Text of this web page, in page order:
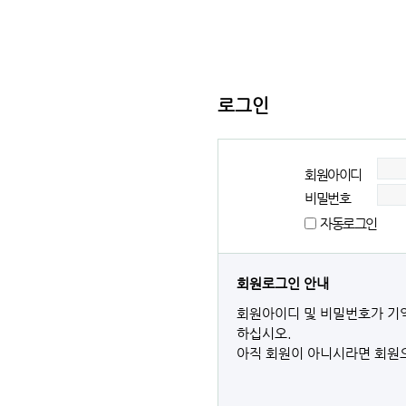
로그인
회원아이디
비밀번호
자동로그인
회원로그인 안내
회원아이디 및 비밀번호가
하십시오.
아직 회원이 아니시라면 회